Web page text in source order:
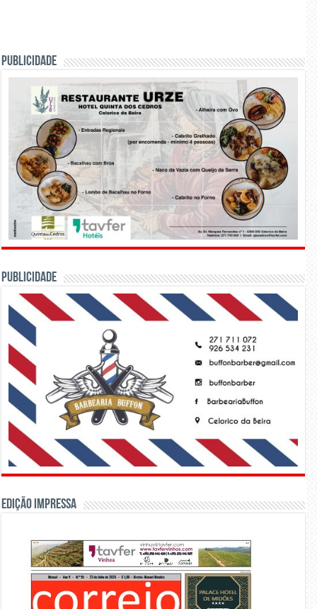
PUBLICIDADE
PUBLICIDADE
Edição Impressa